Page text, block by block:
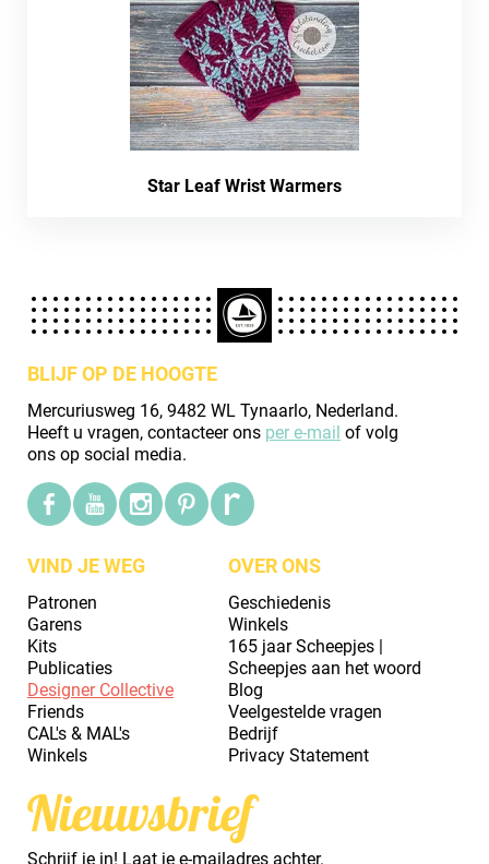
Star Leaf Wrist Warmers
BLIJF OP DE HOOGTE
Mercuriusweg 16, 9482 WL Tynaarlo, Nederland.
Heeft u vragen, contacteer ons per e-mail of volg
ons op social media.
VIND JE WEG
Patronen
Garens
Kits
Publicaties
Designer Collective
Friends
CAL's & MAL's
Winkels
OVER ONS
Geschiedenis
Winkels
165 jaar Scheepjes |
Scheepjes aan het woord
Blog
Veelgestelde vragen
Bedrijf
Privacy Statement
Nieuwsbrief
Schrijf je in! Laat je e-mailadres achter.